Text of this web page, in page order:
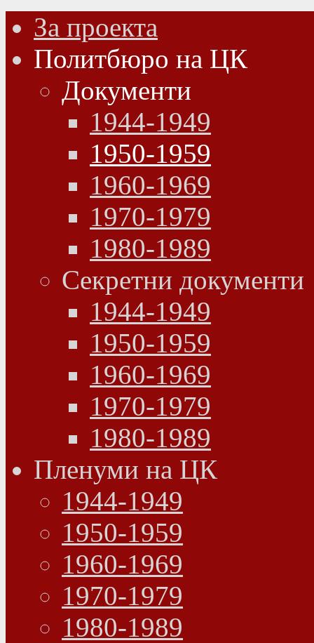
За проекта
Политбюро на ЦК
Документи
1944-1949
1950-1959
1960-1969
1970-1979
1980-1989
Секретни документи
1944-1949
1950-1959
1960-1969
1970-1979
1980-1989
Пленуми на ЦК
1944-1949
1950-1959
1960-1969
1970-1979
1980-1989